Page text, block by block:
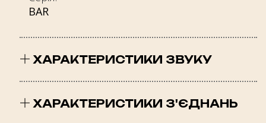
BAR
ХАРАКТЕРИСТИКИ ЗВУКУ
2
ХАРАКТЕРИСТИКИ З'ЄДНАНЬ